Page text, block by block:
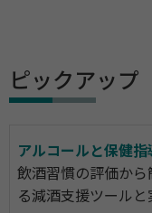
ピックアップ
アルコールと保健指
飲酒習慣の評価か
る減酒支援ツールと